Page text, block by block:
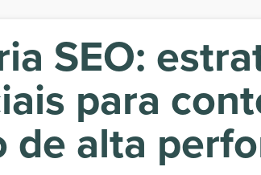
SEO:
para
de alta